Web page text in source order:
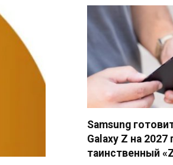
Samsung
Galaxy Z на 2027
таинственный